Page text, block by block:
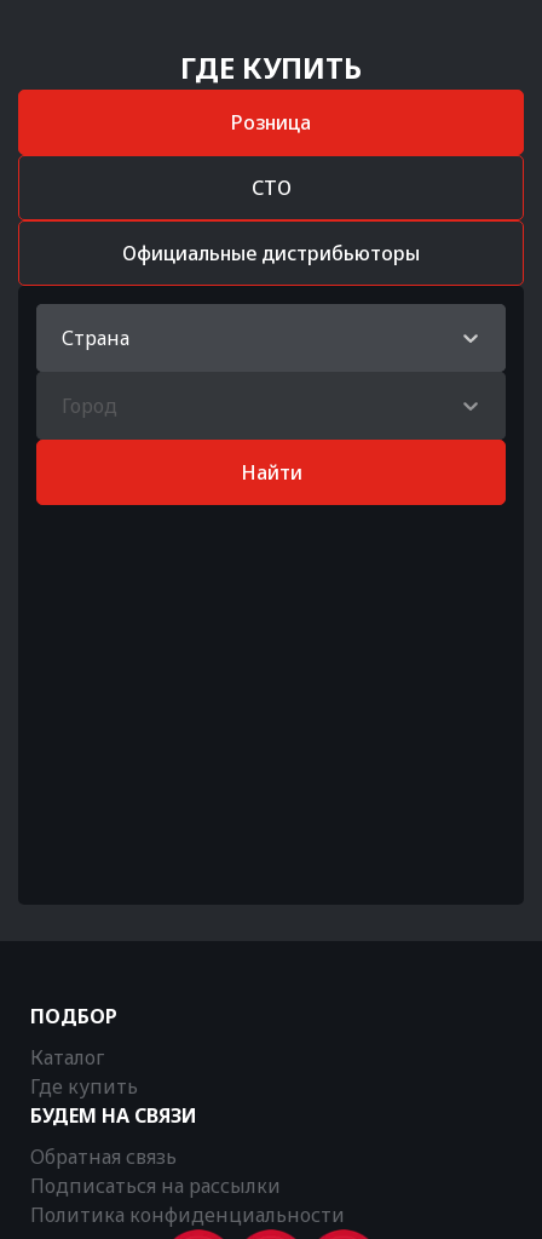
ГДЕ КУПИТЬ
Розница
СТО
Официальные дистрибьюторы
Страна
Город
Найти
ПОДБОР
Каталог
Где купить
БУДЕМ НА СВЯЗИ
Обратная связь
Подписаться на рассылки
Политика конфиденциальности